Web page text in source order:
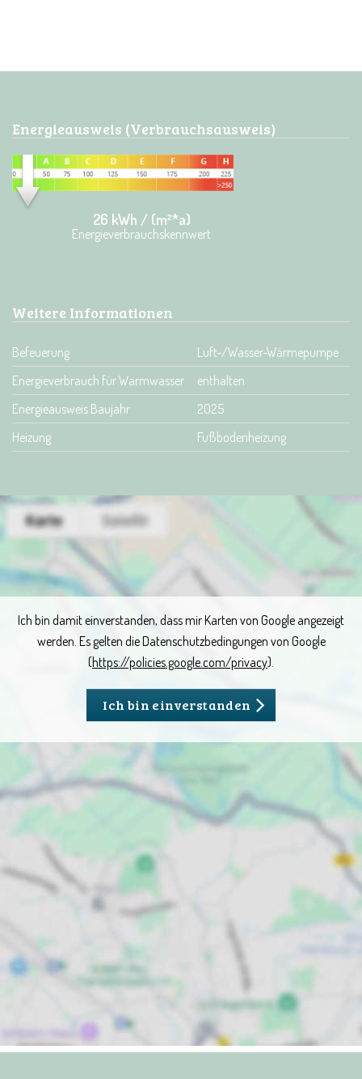
Energieausweis (Verbrauchsausweis)
26 kWh / (m²*a)
Energieverbrauchskennwert
Weitere Informationen
Befeuerung
Luft-/Wasser-Wärmepumpe
Energieverbrauch für Warmwasser
enthalten
Energieausweis Baujahr
2025
Heizung
Fußbodenheizung
Ich bin damit einverstanden, dass mir Karten von Google angezeigt
werden. Es gelten die Datenschutzbedingungen von Google
(https://policies.google.com/privacy).
Ich bin einverstanden